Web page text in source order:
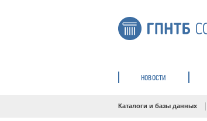
НОВОСТИ
Каталоги и базы данных